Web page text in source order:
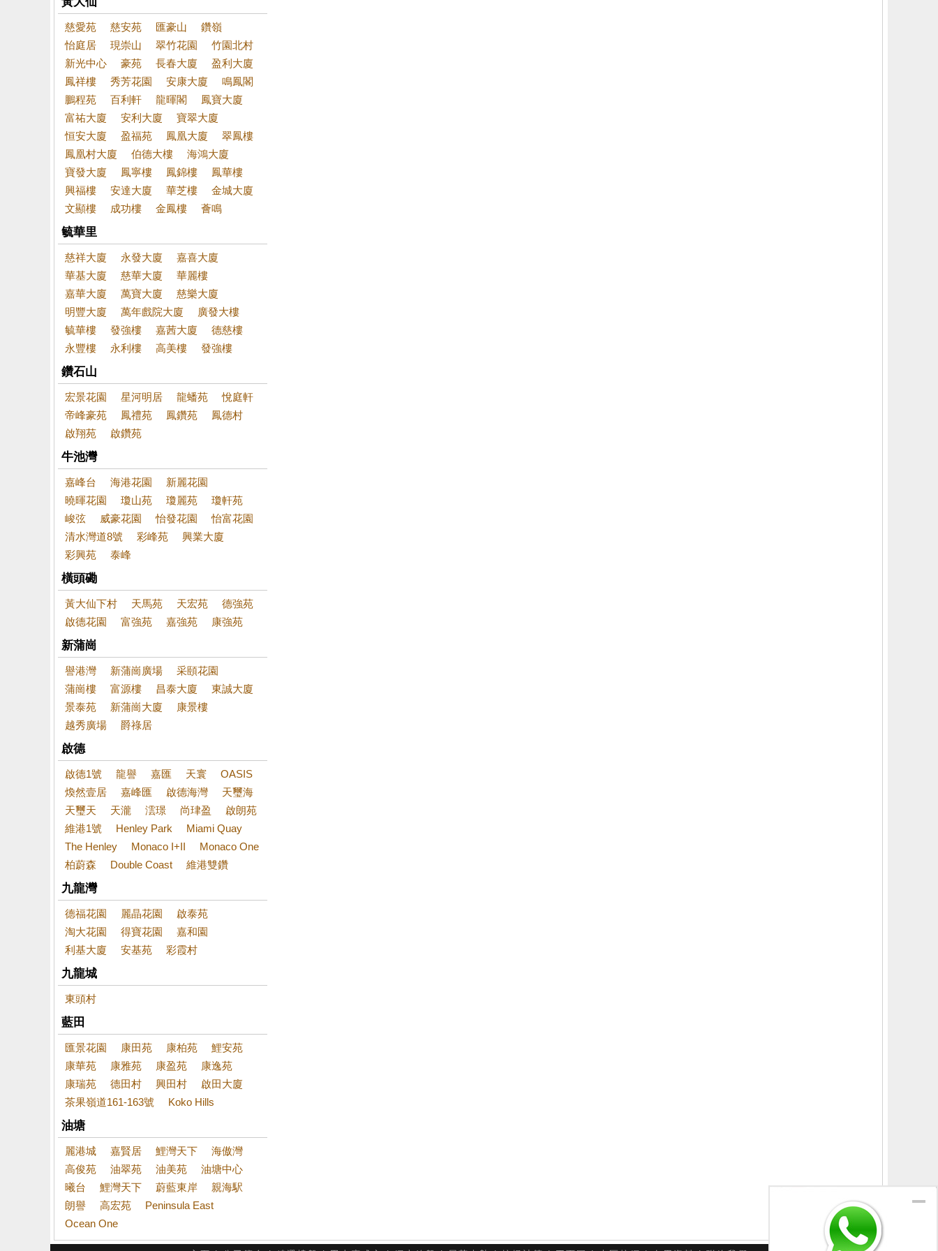
慈愛苑 慈安苑 匯豪山
鑽嶺
怡庭居
現崇山 翠竹花園
竹園北村
新光中心
豪苑 長春大廈
盈利大廈
鳳祥樓
秀芳花園 安康大廈
鳴鳳閣
鵬程苑
百利軒 龍暉閣
鳳寶大廈
富祐大廈
安利大廈
寶翠大廈
恒安大廈
盈福苑 鳳凰大廈
翠鳳樓
鳳凰村大廈
伯德大樓
海鴻大廈
寶發大廈
鳳寧樓 鳳錦樓
鳳華樓
興福樓
安達大廈 華芝樓
金城大廈
文顯樓
成功樓 金鳳樓 薈鳴
毓華里
慈祥大廈 永發大廈
嘉喜大廈
華基大廈
慈華大廈
華麗樓
嘉華大廈
萬寶大廈
慈樂大廈
明豐大廈
萬年戲院大廈
廣發大樓
毓華樓
發強樓 嘉茜大廈
德慈樓
永豐樓
永利樓 高美樓 發強樓
鑽石山
宏景花園 星河明居 龍蟠苑
悅庭軒
帝峰豪苑
鳳禮苑 鳳鑽苑
鳳德村
啟翔苑
啟鑽苑
牛池灣
嘉峰台 海港花園
新麗花園
曉暉花園
瓊山苑 瓊麗苑
瓊軒苑
峻弦
威豪花園 怡發花園
怡富花園
清水灣道8號
彩峰苑
興業大廈
彩興苑
泰峰
橫頭磡
黃大仙下村 天馬苑 天宏苑
德強苑
啟德花園
富強苑 嘉強苑 康強苑
新蒲崗
譽港灣 新蒲崗廣場
采頤花園
蒲崗樓
富源樓 昌泰大廈
東誠大廈
景泰苑
新蒲崗大廈
康景樓
越秀廣場
爵祿居
啟德
啟德1號 龍譽 嘉匯 天寰
OASIS
煥然壹居
嘉峰匯 啟德海灣
天璽海
天璽天
天瀧 澐璟 尚珒盈
啟朗苑
維港1號
Henley Park
Miami Quay
The Henley
Monaco I+II
Monaco One
柏蔚森
Double Coast 維港雙鑽
九龍灣
德福花園 麗晶花園
啟泰苑
淘大花園
得寶花園
嘉和園
利基大廈
安基苑 彩霞村
九龍城
東頭村
藍田
匯景花園 康田苑 康柏苑
鯉安苑
康華苑
康雅苑 康盈苑
康逸苑
康瑞苑
德田村 興田村
啟田大廈
茶果嶺道161-163號
Koko Hills
油塘
麗港城 嘉賢居 鯉灣天下
海傲灣
高俊苑
油翠苑 油美苑
油塘中心
曦台
鯉灣天下 蔚藍東岸
親海駅
朗譽
高宏苑
Peninsula East
Ocean One